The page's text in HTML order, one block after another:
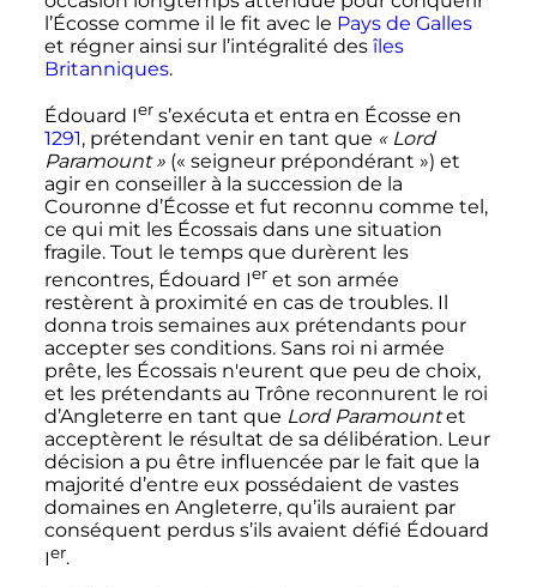
l’Écosse comme il le fit avec le Pays de Galles
et régner ainsi sur l’intégralité des îles
Britanniques.
Édouard Iers’exécuta et entra en Écosse en
1291, prétendant venir en tant que « Lord
Paramount »(« seigneur prépondérant ») et
agir en conseiller à la succession de la
Couronne d’Écosse et fut reconnu comme tel,
ce qui mit les Écossais dans une situation
fragile. Tout le temps que durèrent les
rencontres, Édouard Ier et son armée
restèrent à proximité en cas de troubles. Il
donna trois semaines aux prétendants pour
accepter ses conditions. Sans roi ni armée
prête, les Écossais n'eurent que peu de choix,
et les prétendants au Trône reconnurent le roi
d’Angleterre en tant que Lord Paramountet
acceptèrent le résultat de sa délibération. Leur
décision a pu être influencée par le fait que la
majorité d’entre eux possédaient de vastes
domaines en Angleterre, qu’ils auraient par
conséquent perdus s’ils avaient défié Édouard
Ier.